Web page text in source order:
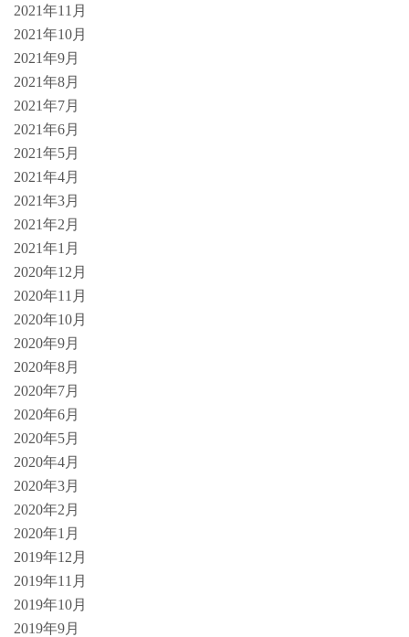
2021年11月
2021年10月
2021年9月
2021年8月
2021年7月
2021年6月
2021年5月
2021年4月
2021年3月
2021年2月
2021年1月
2020年12月
2020年11月
2020年10月
2020年9月
2020年8月
2020年7月
2020年6月
2020年5月
2020年4月
2020年3月
2020年2月
2020年1月
2019年12月
2019年11月
2019年10月
2019年9月